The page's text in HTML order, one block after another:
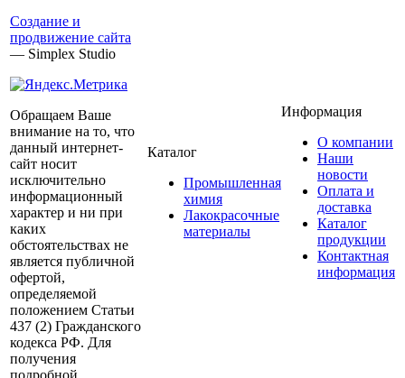
Создание и
продвижение сайта
— Simplex Studio
Обращаем Ваше
внимание на то, что
данный интернет-
сайт носит
исключительно
информационный
характер и ни при
каких
обстоятельствах не
является публичной
офертой,
определяемой
положением Статьи
437 (2) Гражданского
кодекса РФ. Для
получения
подробной
Каталог
Промышленная
химия
Лакокрасочные
материалы
Информация
О компании
Наши
новости
Оплата и
доставка
Каталог
продукции
Контактная
информация